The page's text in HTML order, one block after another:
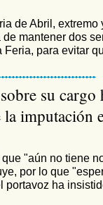
de Abril, extremo
mantener dos
para evitar
su cargo
imputación
"aún no tiene
por lo que
portavoz ha